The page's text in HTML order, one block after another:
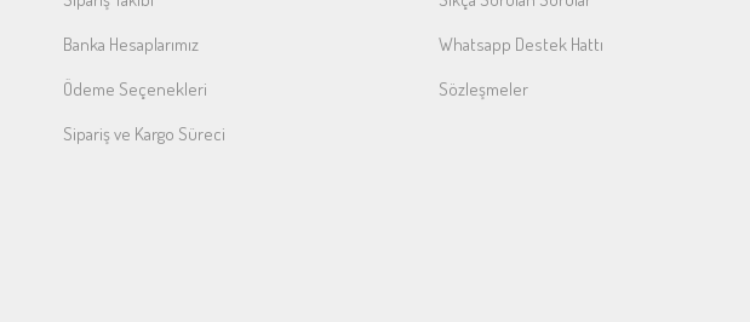
Banka Hesaplarımız
Ödeme Seçenekleri
Sipariş ve Kargo Süreci
Whatsapp Destek Hattı
Sözleşmeler